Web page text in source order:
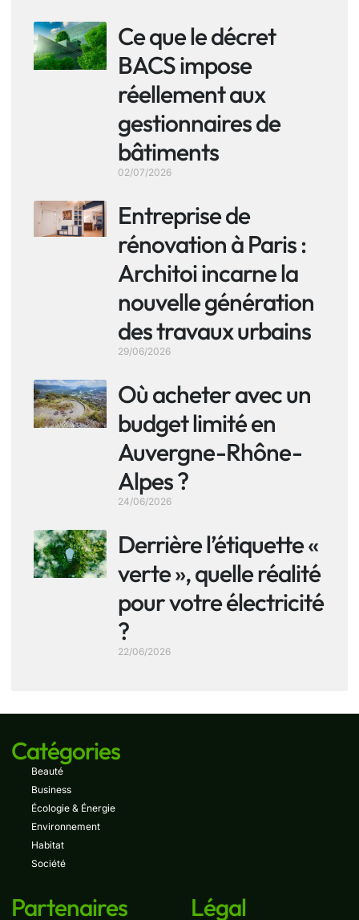
Ce que le décret
BACS impose
réellement aux
gestionnaires de
bâtiments
02/07/2026
Entreprise de
rénovation à Paris :
Architoi incarne la
nouvelle génération
des travaux urbains
29/06/2026
Où acheter avec un
budget limité en
Auvergne-Rhône-
Alpes ?
24/06/2026
Derrière l’étiquette «
verte », quelle réalité
pour votre électricité
?
22/06/2026
Catégories
Beauté
Business
Écologie & Énergie
Environnement
Habitat
Société
Partenaires Légal